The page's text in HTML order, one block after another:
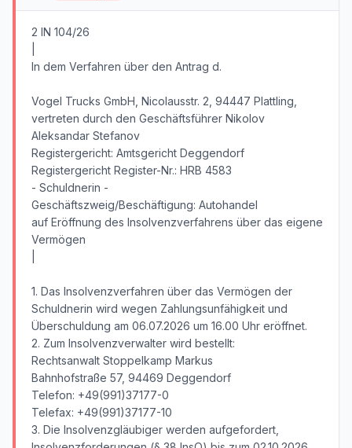
2 IN 104/26
In dem Verfahren über den Antrag d.
Vogel Trucks GmbH, Nicolausstr. 2, 94447 Plattling,
vertreten durch den Geschäftsführer Nikolov
Aleksandar Stefanov
Registergericht: Amtsgericht Deggendorf
Registergericht Register-Nr.: HRB 4583
- Schuldnerin -
Geschäftszweig/Beschäftigung: Autohandel
auf Eröffnung des Insolvenzverfahrens über das eigene
Vermögen
1. Das Insolvenzverfahren über das Vermögen der
Schuldnerin wird wegen Zahlungsunfähigkeit und
Überschuldung am 06.07.2026 um 16.00 Uhr eröffnet.
2. Zum Insolvenzverwalter wird bestellt:
Rechtsanwalt Stoppelkamp Markus
Bahnhofstraße 57, 94469 Deggendorf
Telefon: +49(991)37177-0
Telefax: +49(991)37177-10
3. Die Insolvenzgläubiger werden aufgefordert,